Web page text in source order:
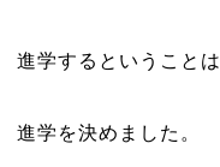
進学するということは
進学を決めました。